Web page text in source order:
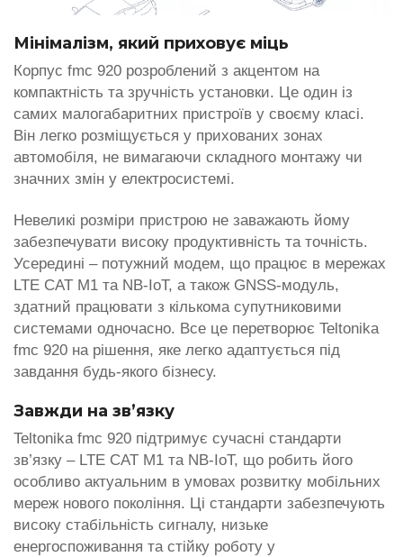
Мінімалізм, який приховує міць
Корпус fmc 920 розроблений з акцентом на
компактність та зручність установки. Це один із
самих малогабаритних пристроїв у своєму класі.
Він легко розміщується у прихованих зонах
автомобіля, не вимагаючи складного монтажу чи
значних змін у електросистемі.
Невеликі розміри пристрою не заважають йому
забезпечувати високу продуктивність та точність.
Усередині – потужний модем, що працює в мережах
LTE CAT M1 та NB-IoT, а також GNSS-модуль,
здатний працювати з кількома супутниковими
системами одночасно. Все це перетворює Teltonika
fmc 920 на рішення, яке легко адаптується під
завдання будь-якого бізнесу.
Завжди на зв’язку
Teltonika fmc 920 підтримує сучасні стандарти
зв’язку – LTE CAT M1 та NB-IoT, що робить його
особливо актуальним в умовах розвитку мобільних
мереж нового покоління. Ці стандарти забезпечують
високу стабільність сигналу, низьке
енергоспоживання та стійку роботу у